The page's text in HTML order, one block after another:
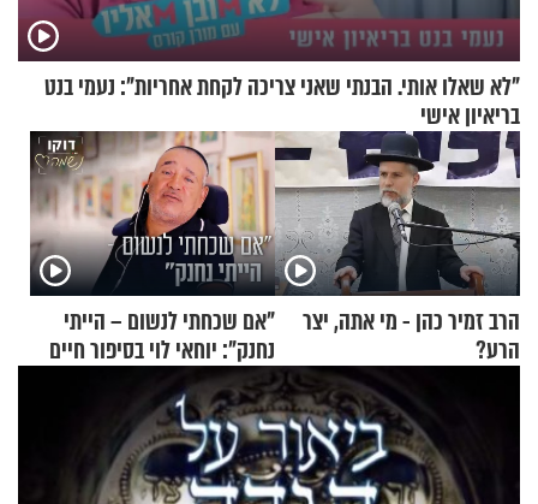
"לא שאלו אותי. הבנתי שאני צריכה לקחת אחריות": נעמי בנט
בריאיון אישי
הרב זמיר כהן - מי אתה, יצר
הרע?
"אם שכחתי לנשום – הייתי
נחנק": יוחאי לוי בסיפור חיים
מעורר השראה